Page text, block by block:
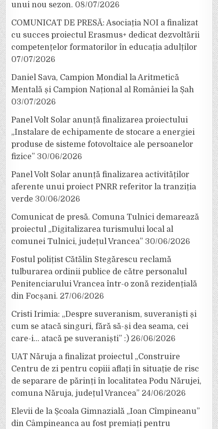
unui nou sezon. 08/07/2026
COMUNICAT DE PRESĂ: Asociația NOI a finalizat
cu succes proiectul Erasmus+ dedicat dezvoltării
competențelor formatorilor în educația adulților
07/07/2026
Daniel Sava, Campion Mondial la Aritmetică
Mentală și Campion Național al României la Șah
03/07/2026
Panel Volt Solar anunță finalizarea proiectului
„Instalare de echipamente de stocare a energiei
produse de sisteme fotovoltaice ale persoanelor
fizice” 30/06/2026
Panel Volt Solar anunță finalizarea activităților
aferente unui proiect PNRR referitor la tranziția
verde 30/06/2026
Comunicat de presă. Comuna Tulnici demarează
proiectul „Digitalizarea turismului local al
comunei Tulnici, județul Vrancea” 30/06/2026
Fostul polițist Cătălin Stegărescu reclamă
tulburarea ordinii publice de către personalul
Penitenciarului Vrancea într-o zonă rezidențială
din Focșani. 27/06/2026
Cristi Irimia: „Despre suveranism, suveraniști și
cum se atacă singuri, fără să-și dea seama, cei
care-i… atacă pe suveraniști” :) 26/06/2026
UAT Năruja a finalizat proiectul „Construire
Centru de zi pentru copiii aflați în situație de risc
de separare de părinți în localitatea Podu Nărujei,
comuna Năruja, județul Vrancea” 24/06/2026
Elevii de la Școala Gimnazială „Ioan Cîmpineanu”
din Câmpineanca au fost premiați pentru